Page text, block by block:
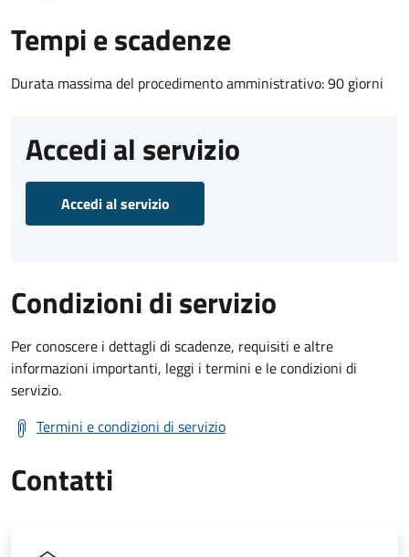
Tempi e scadenze
Durata massima del procedimento amministrativo: 90 giorni
Accedi al servizio
Accedi al servizio
Condizioni di servizio
Per conoscere i dettagli di scadenze, requisiti e altre
informazioni importanti, leggi i termini e le condizioni di
servizio.
Termini e condizioni di servizio
Contatti